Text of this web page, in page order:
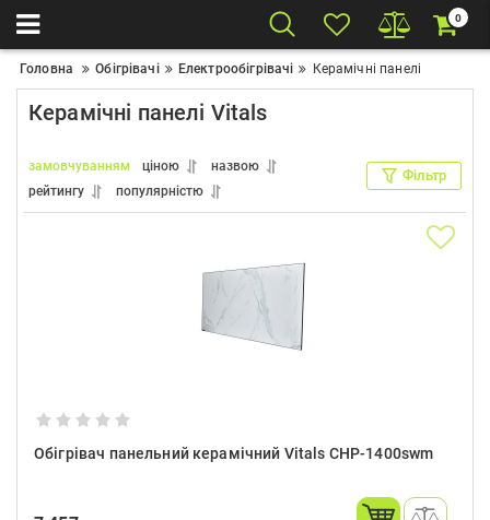
0
Головна Обігрівачі Електрообігрівачі Керамічні панелі
Керамічні панелі Vitals
замовчуванням ціною
назвою
рейтингу
популярністю
Фільтр
Обігрівач панельний керамічний Vitals CHP-1400swm